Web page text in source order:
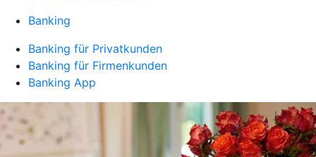
Banking
Banking für Privatkunden
Banking für Firmenkunden
Banking App